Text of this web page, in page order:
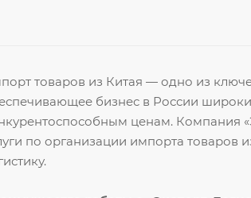
товаров из Китая — одно из
бизнес в России
ценам. Компания
по организации импорта товаров